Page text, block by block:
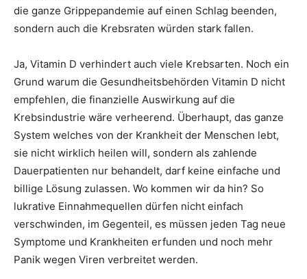
die ganze Grippepandemie auf einen Schlag beenden,
sondern auch die Krebsraten würden stark fallen.
Ja, Vitamin D verhindert auch viele Krebsarten. Noch ein
Grund warum die Gesundheitsbehörden Vitamin D nicht
empfehlen, die finanzielle Auswirkung auf die
Krebsindustrie wäre verheerend. Überhaupt, das ganze
System welches von der Krankheit der Menschen lebt,
sie nicht wirklich heilen will, sondern als zahlende
Dauerpatienten nur behandelt, darf keine einfache und
billige Lösung zulassen. Wo kommen wir da hin? So
lukrative Einnahmequellen dürfen nicht einfach
verschwinden, im Gegenteil, es müssen jeden Tag neue
Symptome und Krankheiten erfunden und noch mehr
Panik wegen Viren verbreitet werden.